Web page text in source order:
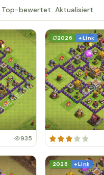
Top-bewertet Aktualisiert
935
2026 + Link
2026 + Link